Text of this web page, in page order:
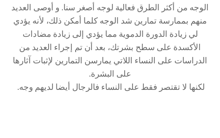
الوجه من أكثر الطرق فعالية لوجه أصغر سنا. و أوصى العديد
منهم بممارسة تمارين شد الوجه كلما أمكن ذلك، لأنه يؤدي
لي زيادة الدورة الدموية مما يؤدي إلى زيادة مضادات
الأكسدة على سطح بشرتك، بعد أن تم إجراء العديد من
الدراسات على النساء اللاتي يمارسن التمارين لإثبات آثارها
على البشرة.
لكنها لا تقتصر فقط على النساء فالرجال أيضا لديهم وجه.